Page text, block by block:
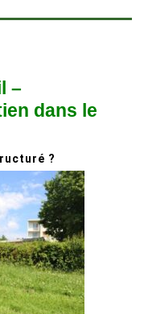
–
dans le
?